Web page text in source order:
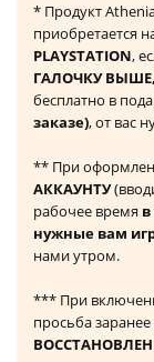
* Продукт
приобретается
PLAYSTATION,
ГАЛОЧКУ ВЫШЕ,
бесплатно в
заказе), от вас
** При
АККАУНТУ
рабочее время
нужные вам
нами утром.
*** При
просьба